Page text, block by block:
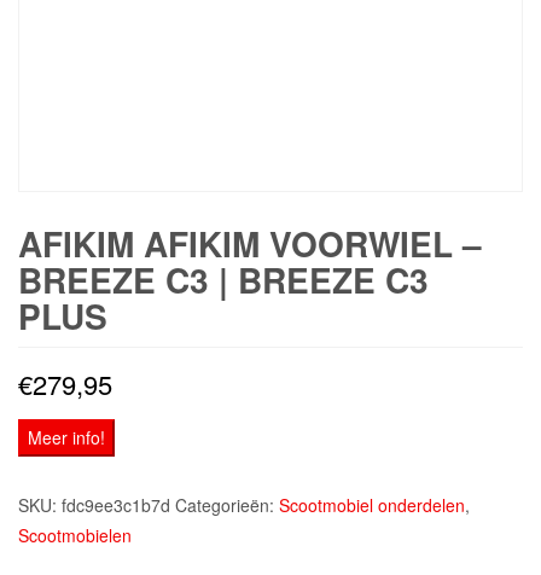
AFIKIM AFIKIM VOORWIEL –
BREEZE C3 | BREEZE C3
PLUS
€279,95
Meer info!
SKU: fdc9ee3c1b7d Categorieën: Scootmobiel onderdelen,
Scootmobielen